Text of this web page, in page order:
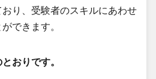
り、受験者のスキルにあわせ
できます。
おりです。